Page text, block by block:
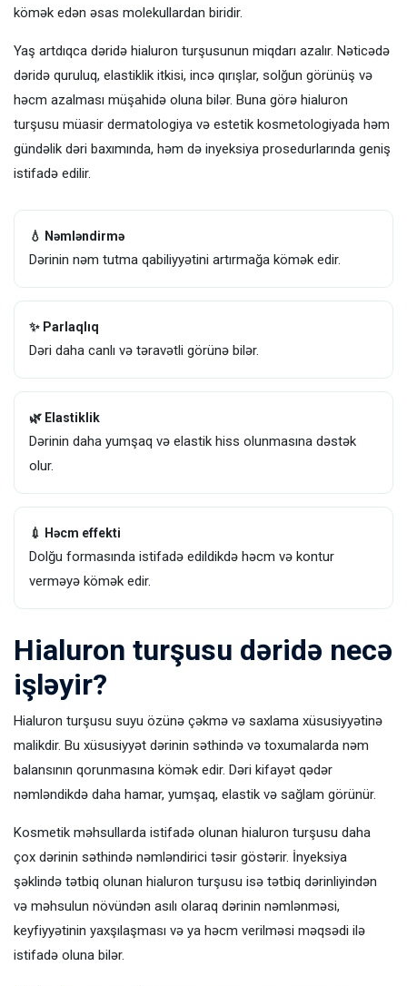
kömək edən əsas molekullardan biridir.
Yaş artdıqca dəridə hialuron turşusunun miqdarı azalır. Nəticədə
dəridə quruluq, elastiklik itkisi, incə qırışlar, solğun görünüş və
həcm azalması müşahidə oluna bilər. Buna görə hialuron
turşusu müasir dermatologiya və estetik kosmetologiyada həm
gündəlik dəri baxımında, həm də inyeksiya prosedurlarında geniş
istifadə edilir.
💧 Nəmləndirmə
Dərinin nəm tutma qabiliyyətini artırmağa kömək edir.
✨ Parlaqlıq
Dəri daha canlı və təravətli görünə bilər.
🌿 Elastiklik
Dərinin daha yumşaq və elastik hiss olunmasına dəstək
olur.
💉 Həcm effekti
Dolğu formasında istifadə edildikdə həcm və kontur
verməyə kömək edir.
Hialuron turşusu dəridə necə
işləyir?
Hialuron turşusu suyu özünə çəkmə və saxlama xüsusiyyətinə
malikdir. Bu xüsusiyyət dərinin səthində və toxumalarda nəm
balansının qorunmasına kömək edir. Dəri kifayət qədər
nəmləndikdə daha hamar, yumşaq, elastik və sağlam görünür.
Kosmetik məhsullarda istifadə olunan hialuron turşusu daha
çox dərinin səthində nəmləndirici təsir göstərir. İnyeksiya
şəklində tətbiq olunan hialuron turşusu isə tətbiq dərinliyindən
və məhsulun növündən asılı olaraq dərinin nəmlənməsi,
keyfiyyətinin yaxşılaşması və ya həcm verilməsi məqsədi ilə
istifadə oluna bilər.